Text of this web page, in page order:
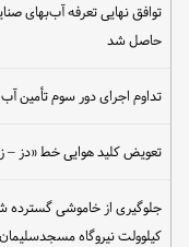
توافق نهایی تعرفه آب‌بهای
حاصل شد
تداوم اجرای دور سوم تأمین
تعویض کلید هوایی خط «دز –
کیلوولت نیروگاه مسجدسلیمان